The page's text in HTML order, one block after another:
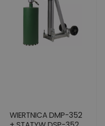
WIERTNICA DMP-352